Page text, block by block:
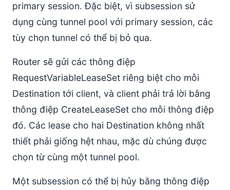
primary session. Đặc biệt, vì subsession sử
dụng cùng tunnel pool với primary session, các
tùy chọn tunnel có thể bị bỏ qua.
Router sẽ gửi các thông điệp
RequestVariableLeaseSet riêng biệt cho mỗi
Destination tới client, và client phải trả lời bằng
thông điệp CreateLeaseSet cho mỗi thông điệp
đó. Các lease cho hai Destination không nhất
thiết phải giống hệt nhau, mặc dù chúng được
chọn từ cùng một tunnel pool.
Một subsession có thể bị hủy bằng thông điệp